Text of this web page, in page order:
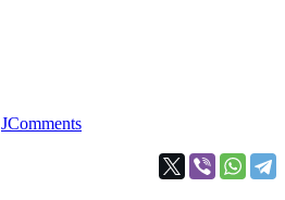
JComments